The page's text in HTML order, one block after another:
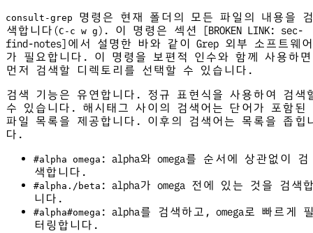
consult-grep
명령은 현재 폴더의 모든 파일의 내용을 검
색합니다(C-c w g). 이 명령은 섹션 [BROKEN LINK: sec-
find-notes]에서 설명한 바와 같이 Grep 외부 소프트웨어
가 필요합니다. 이 명령을 보편적 인수와 함께 사용하면
먼저 검색할 디렉토리를 선택할 수 있습니다.
검색 기능은 유연합니다. 정규 표현식을 사용하여 검색
수 있습니다. 해시태그 사이의 검색어는 단어가 포함된
파일 목록을 제공합니다. 이후의 검색어는 목록을 좁힙
다.
#alpha omega : alpha와 omega를 순서에 상관없이 검
색합니다.
#alpha./beta : alpha가 omega 전에 있는 것을 검색
니다.
#alpha#omega : alpha를 검색하고, omega로 빠르게
터링합니다.